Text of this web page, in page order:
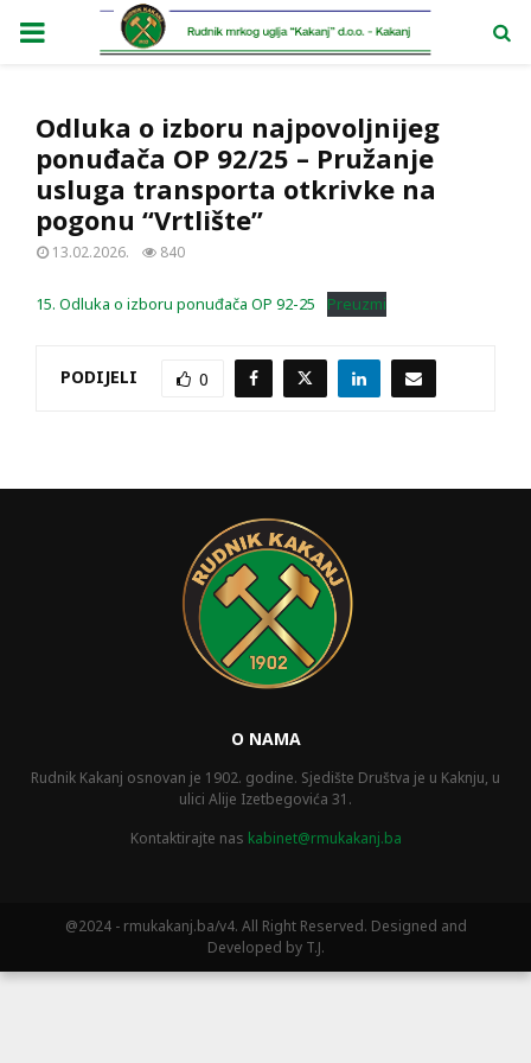
PRIMARY
Odluka o izboru najpovoljnijeg
ponuđača OP 92/25 – Pružanje
usluga transporta otkrivke na
pogonu “Vrtlište”
13.02.2026. 840
15. Odluka o izboru ponuđača OP 92-25 Preuzmi
PODIJELI 0
O NAMA
Rudnik Kakanj osnovan je 1902. godine. Sjedište Društva je u Kaknju, u
ulici Alije Izetbegovića 31.
Kontaktirajte nas kabinet@rmukakanj.ba
@2024 - rmukakanj.ba/v4. All Right Reserved. Designed and
Developed by T.J.